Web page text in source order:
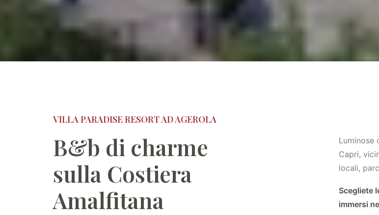
VILLA PARADISE RESORT AD AGEROLA
B&b di charme
sulla Costiera
Amalfitana
Luminose
Capri,
locali,
Scegliete
immersi